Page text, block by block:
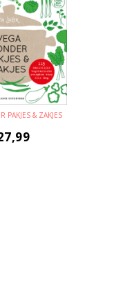
PAKJES & ZAKJES